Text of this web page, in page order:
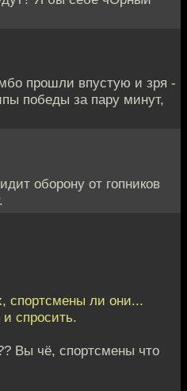
прошли впустую и зря -
победы за пару минут,
оборону от гопников
спортсмены ли они...
спросить.
Вы чё, спортсмены что